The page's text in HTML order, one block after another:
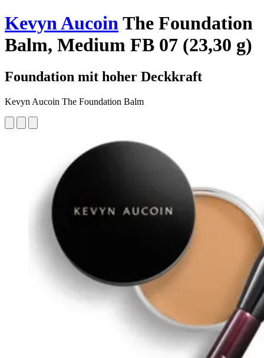
Kevyn AucoinThe Foundation
Balm, Medium FB 07 (23,30 g)
Foundation mit hoher Deckkraft
Kevyn Aucoin The Foundation Balm